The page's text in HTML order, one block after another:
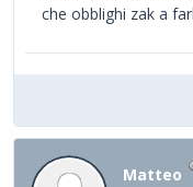
che obblighi zak a
Matteo